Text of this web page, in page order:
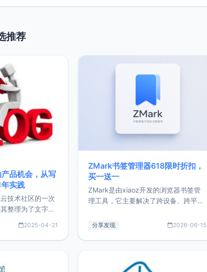
推荐
品机会，从写
实践
技术社区的一次
整理为了文字
来的经历，以及
和走向自由职业
首次公开了我的
2025-04-21
ZMark书签管理器618限时折扣，
买一送一
ZMark是由xiaoz开发的浏览器书签管
理工具，它主要解决了跨设备、跨平
做到一处部署、随处访问。同时，它还
量级： 使用Bun + Hono.js
分享发现 2026-06-15